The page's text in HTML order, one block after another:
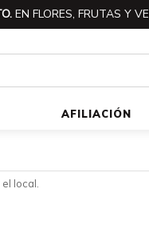
EN FLORES, FRUTAS Y
AFILIACIÓN
local.